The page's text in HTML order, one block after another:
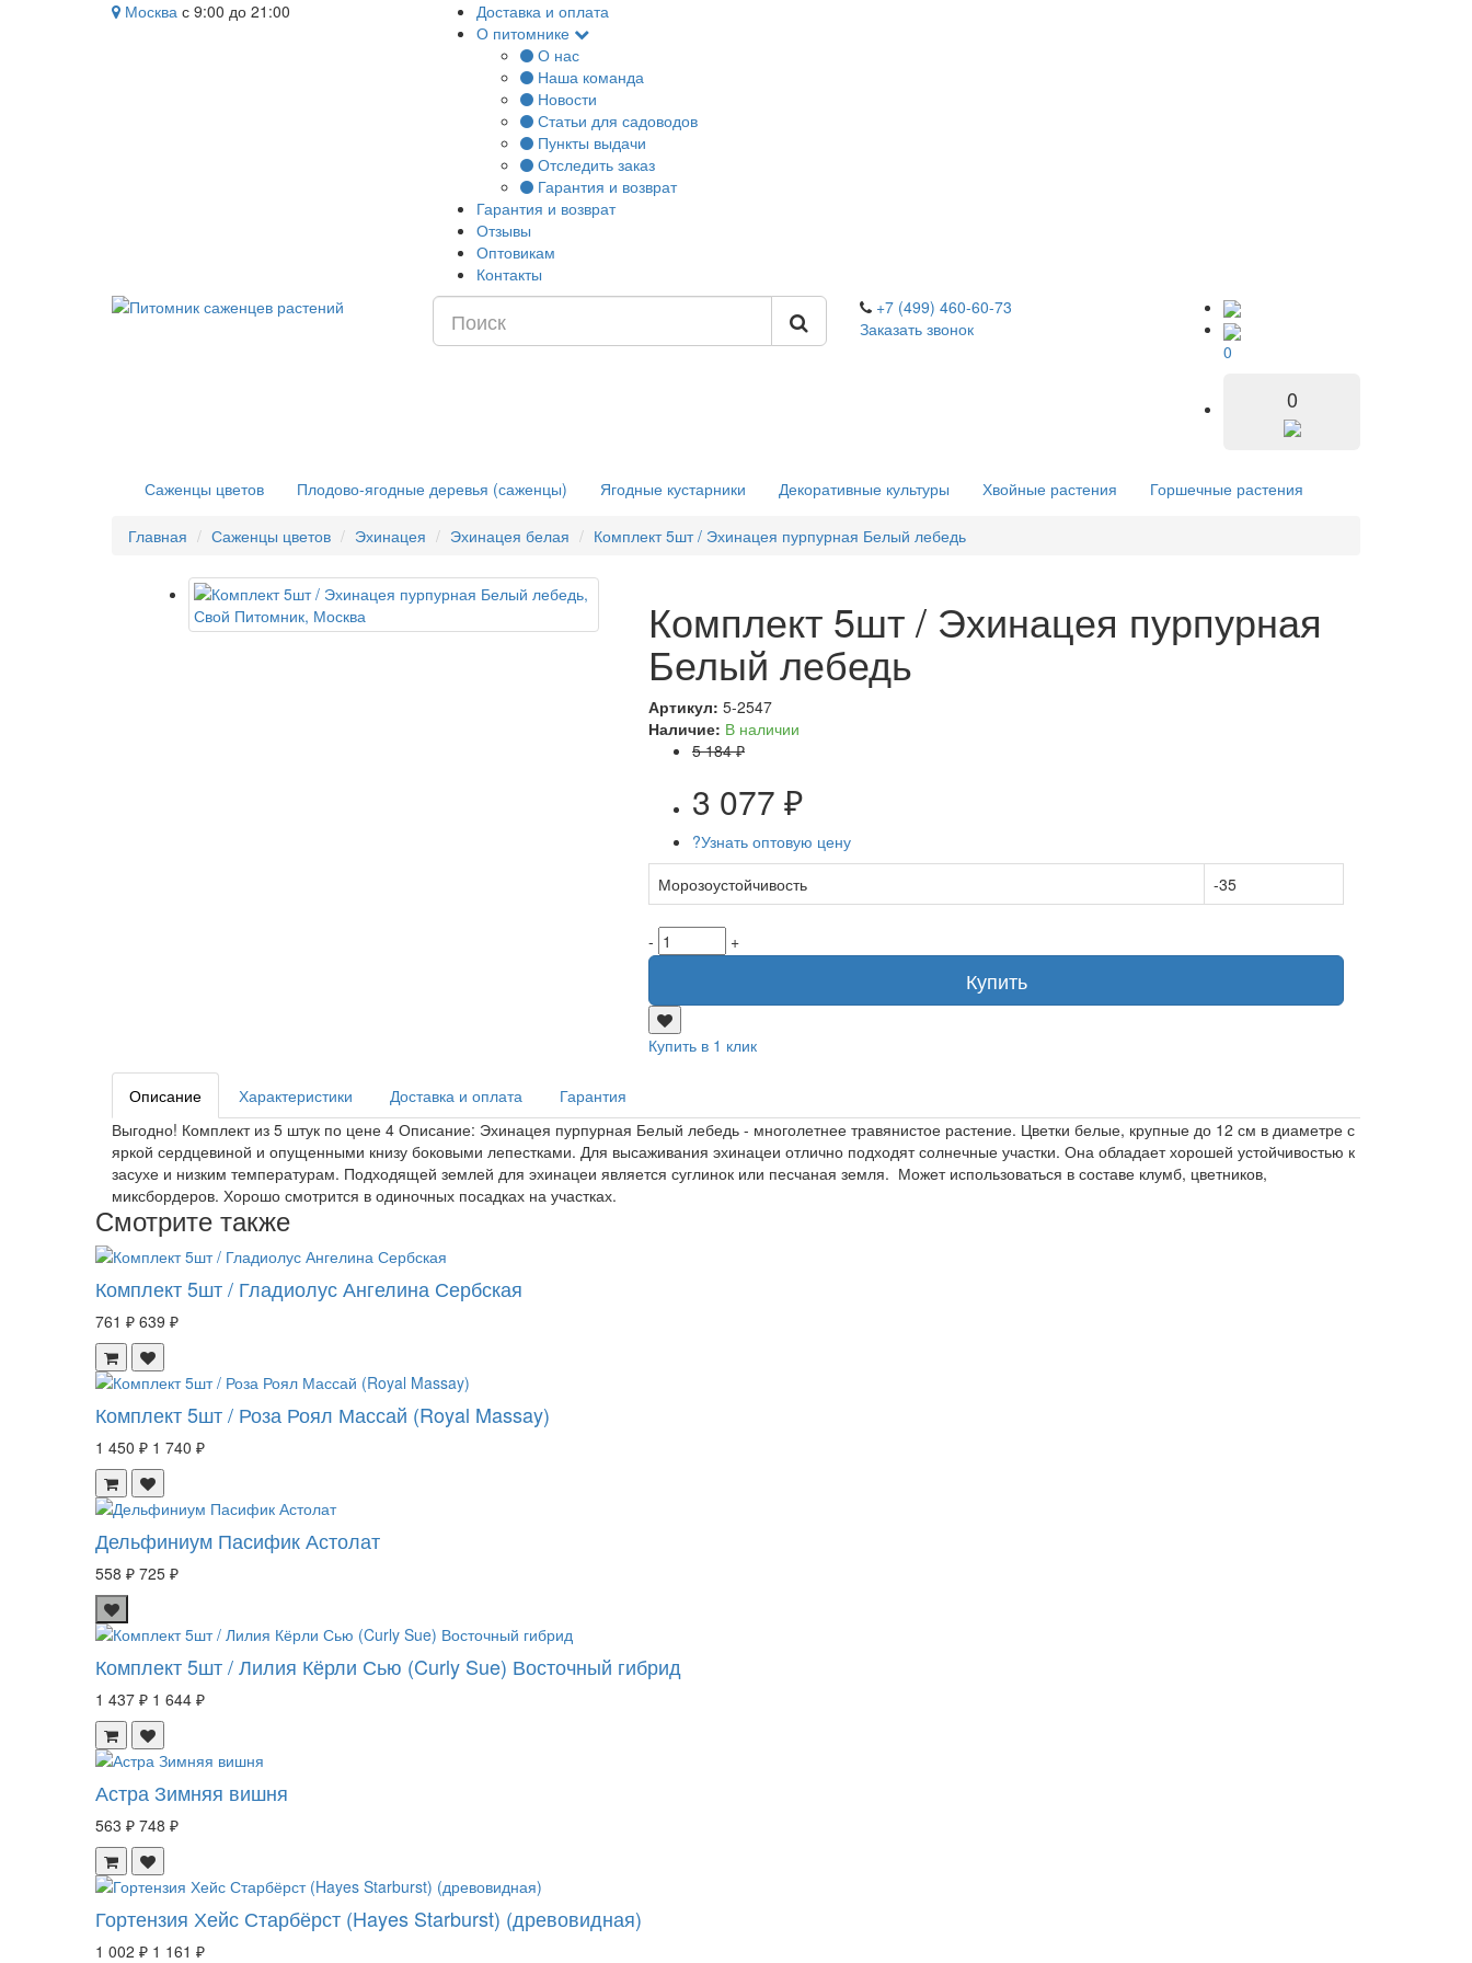
Москва с 9:00 до 21:00
Доставка и оплата
О питомнике
О нас
Наша команда
Новости
Статьи для садоводов
Пункты выдачи
Отследить заказ
Гарантия и возврат
Гарантия и возврат
Отзывы
Оптовикам
Контакты
+7 (499) 460-60-73
Заказать звонок
0
0
Саженцы цветов Плодово-ягодные деревья (саженцы) Ягодные кустарники Декоративные культуры Хвойные растения Горшечные растения
Главная Саженцы цветов Эхинацея Эхинацея белая Комплект 5шт / Эхинацея пурпурная Белый лебедь
Комплект 5шт / Эхинацея пурпурная
Белый лебедь
Артикул: 5-2547
Наличие: В наличии
5 184 ₽
3 077 ₽
?Узнать оптовую цену
Морозоустойчивость
-35
- +
Купить
Купить в 1 клик
Описание Характеристики Доставка и оплата
Гарантия
Выгодно! Комплект из 5 штук по цене 4 Описание: Эхинацея пурпурная Белый лебедь - многолетнее травянистое растение. Цветки белые, крупные до 12 см в диаметре с
яркой сердцевиной и опущенными книзу боковыми лепестками. Для высаживания эхинацеи отлично подходят солнечные участки. Она обладает хорошей устойчивостью к
засухе и низким температурам. Подходящей землей для эхинацеи является суглинок или песчаная земля. Может использоваться в составе клумб, цветников,
миксбордеров. Хорошо смотрится в одиночных посадках на участках.
Смотрите также
Комплект 5шт / Гладиолус Ангелина Сербская
761 ₽ 639 ₽
Комплект 5шт / Роза Роял Массай (Royal Massay)
1 450 ₽ 1 740 ₽
Дельфиниум Пасифик Астолат
558 ₽ 725 ₽
Комплект 5шт / Лилия Кёрли Сью (Curly Sue) Восточный гибрид
1 437 ₽ 1 644 ₽
Астра Зимняя вишня
563 ₽ 748 ₽
Гортензия Хейс Старбёрст (Hayes Starburst) (древовидная)
1 002 ₽ 1 161 ₽